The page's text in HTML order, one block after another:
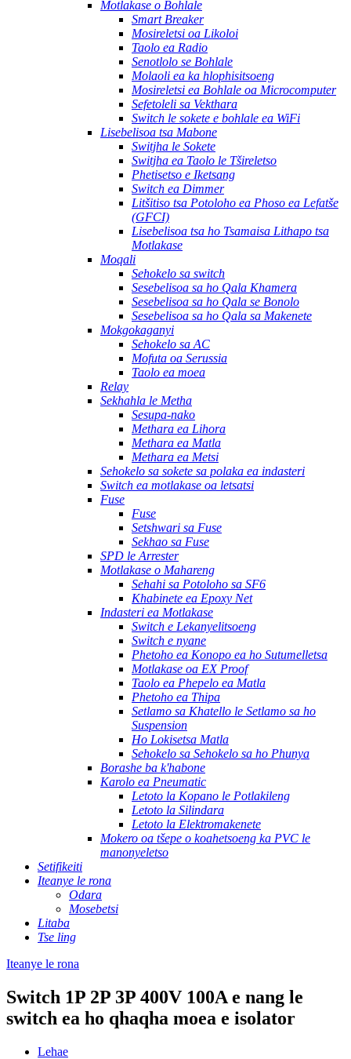
Motlakase o Bohlale
Smart Breaker
Mosireletsi oa Likoloi
Taolo ea Radio
Senotlolo se Bohlale
Molaoli ea ka hlophisitsoeng
Mosireletsi ea Bohlale oa Microcomputer
Sefetoleli sa Vekthara
Switch le sokete e bohlale ea WiFi
Lisebelisoa tsa Mabone
Switjha le Sokete
Switjha ea Taolo le Tšireletso
Phetisetso e Iketsang
Switch ea Dimmer
Litšitiso tsa Potoloho ea Phoso ea Lefatše
(GFCI)
Lisebelisoa tsa ho Tsamaisa Lithapo tsa
Motlakase
Moqali
Sehokelo sa switch
Sesebelisoa sa ho Qala Khamera
Sesebelisoa sa ho Qala se Bonolo
Sesebelisoa sa ho Qala sa Makenete
Mokgokaganyi
Sehokelo sa AC
Mofuta oa Serussia
Taolo ea moea
Relay
Sekhahla le Metha
Sesupa-nako
Methara ea Lihora
Methara ea Matla
Methara ea Metsi
Sehokelo sa sokete sa polaka ea indasteri
Switch ea motlakase oa letsatsi
Fuse
Fuse
Setshwari sa Fuse
Sekhao sa Fuse
SPD le Arrester
Motlakase o Mahareng
Sehahi sa Potoloho sa SF6
Khabinete ea Epoxy Net
Indasteri ea Motlakase
Switch e Lekanyelitsoeng
Switch e nyane
Phetoho ea Konopo ea ho Sutumelletsa
Motlakase oa EX Proof
Taolo ea Phepelo ea Matla
Phetoho ea Thipa
Setlamo sa Khatello le Setlamo sa ho
Suspension
Ho Lokisetsa Matla
Sehokelo sa Sehokelo sa ho Phunya
Borashe ba k'habone
Karolo ea Pneumatic
Letoto la Kopano le Potlakileng
Letoto la Silindara
Letoto la Elektromakenete
Mokero oa tšepe o koahetsoeng ka PVC le
manonyeletso
Setifikeiti
Iteanye le rona
Odara
Mosebetsi
Litaba
Tse ling
Iteanye le rona
Switch 1P 2P 3P 400V 100A e nang le
switch ea ho qhaqha moea e isolator
Lehae